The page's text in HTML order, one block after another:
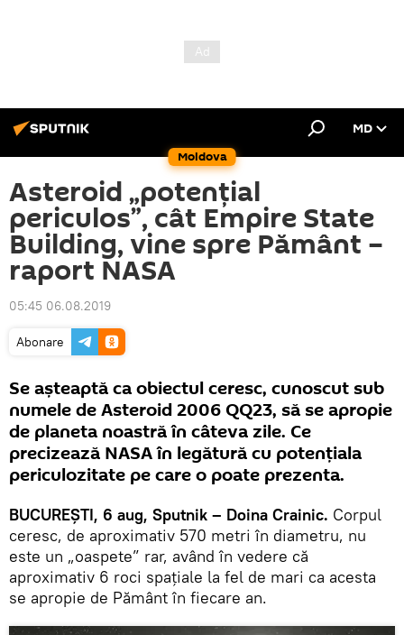
Moldova
MD
Asteroid „potențial
periculos”, cât Empire State
Building, vine spre Pământ –
raport NASA
05:45 06.08.2019
Abonare
Se aşteaptă ca obiectul ceresc, cunoscut sub
numele de Asteroid 2006 QQ23, să se apropie
de planeta noastră în câteva zile. Ce
precizează NASA în legătură cu potenţiala
periculozitate pe care o poate prezenta.
BUCUREŞTI, 6 aug, Sputnik – Doina Crainic. Corpul
ceresc, de aproximativ 570 metri în diametru, nu
este un „oaspete” rar, având în vedere că
aproximativ 6 roci spaţiale la fel de mari ca acesta
se apropie de Pământ în fiecare an.